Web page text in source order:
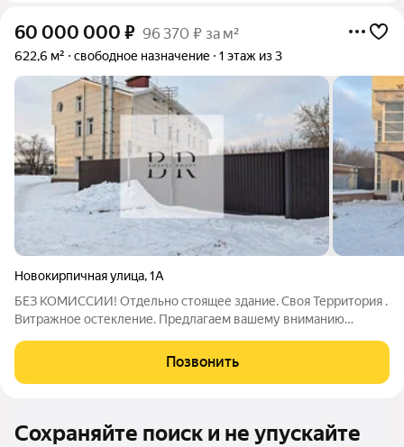
60 000 000 ₽ 96 370 ₽ за м²
622,6 м² свободное назначение 1 этаж из 3
Новокирпичная улица,1А
БЕЗ КОМИССИИ! Отдельно стоящее здание. Своя Территория .
Витражное остекление. Предлагаем вашему вниманию
располагается в Ленинском Административном округе, на 1
линии, с удобным заездом с
Позвонить
Сохраняйте поиск и не упускайте